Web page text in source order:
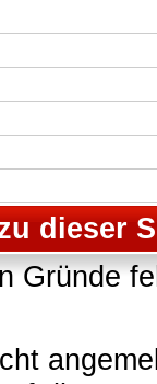
dieser
Gründe